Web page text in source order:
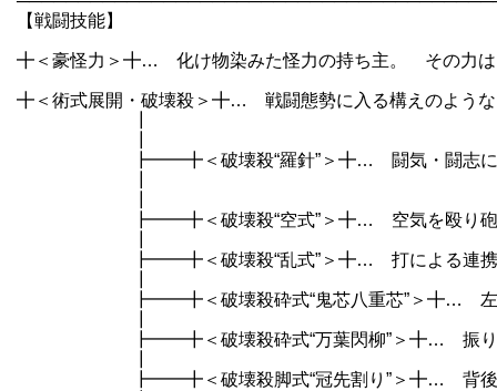
【戦闘技能】
╋＜豪怪力＞╋… 化け物染みた怪力の持ち主。 その力は
╋＜術式展開・破壊殺＞╋… 戦闘態勢に入る構えのよう
┣━━╋＜破壊殺“羅針”＞╋… 闘気・闘志に反応
┣━━╋＜破壊殺“空式”＞╋… 空気を殴り砲弾に
┣━━╋＜破壊殺“乱式”＞╋… 打による連携・乱
┣━━╋＜破壊殺砕式“鬼芯八重芯”＞╋… 左右四
┣━━╋＜破壊殺砕式“万葉閃柳”＞╋… 振りかぶっ
┣━━╋＜破壊殺脚式“冠先割り”＞╋… 背後の相手を